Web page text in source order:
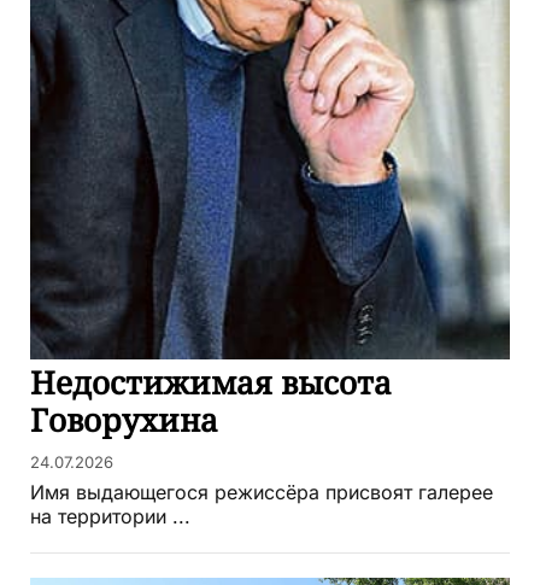
Недостижимая высота
Говорухина
24.07.2026
Имя выдающегося режиссёра присвоят галерее
на территории ...